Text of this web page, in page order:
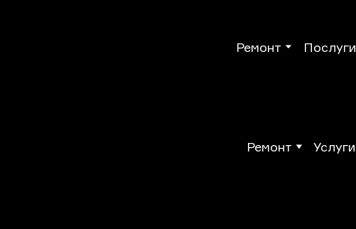
Ремонт Послуги
Ремонт Услуги